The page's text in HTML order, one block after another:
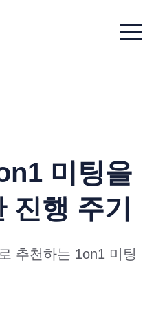
Menu
미팅을
진행 주기
추천하는 1on1 미팅